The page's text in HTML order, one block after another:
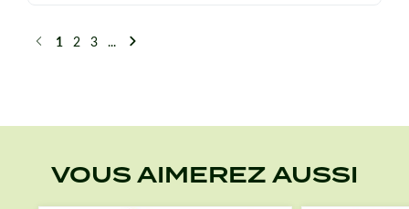
Précédent
1 2 3 ... Suivant
VOUS AIMEREZ AUSSI